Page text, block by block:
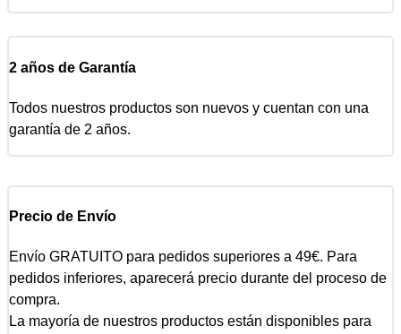
2 años de Garantía
Todos nuestros productos son nuevos y cuentan con una
garantía de 2 años.
Precio de Envío
Envío GRATUITO para pedidos superiores a 49€. Para
pedidos inferiores, aparecerá precio durante del proceso de
compra.
La mayoría de nuestros productos están disponibles para